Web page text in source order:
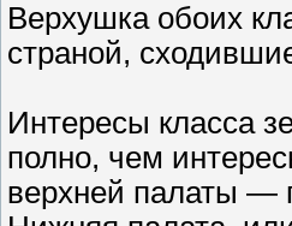
Верхушка обоих
страной,
Интересы класса
полно, чем
верхней палаты —